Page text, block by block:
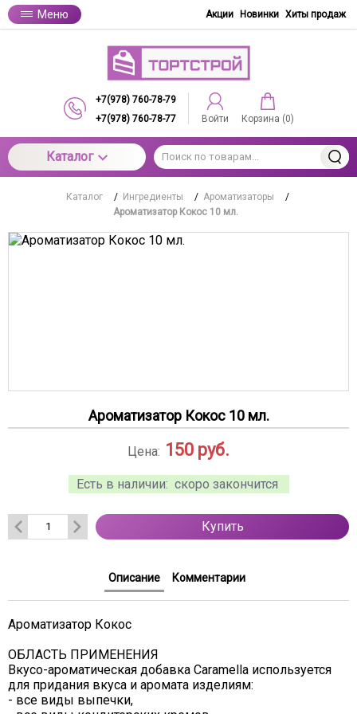
Меню Акции Новинки Хиты продаж
+7(978) 760-78-79
+7(978) 760-78-77
Войти Корзина (0)
Каталог
Каталог / Ингредиенты / Ароматизаторы
/
Ароматизатор Кокос 10 мл.
Ароматизатор Кокос 10 мл.
Есть в наличии: скоро закончится
Цена: 150 руб.
Купить
Описание Комментарии
Ароматизатор Кокос
ОБЛАСТЬ ПРИМЕНЕНИЯ
Вкусо-ароматическая добавка Caramella используется
для придания вкуса и аромата изделиям:
- все виды выпечки,